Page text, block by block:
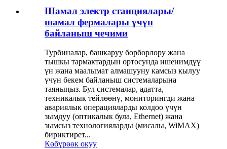
Шамал электр станциялары/
шамал фермалары үчүн
байланыш чечими
Турбиналар, башкаруу борборлору жана
тышкы тармактардын ортосунда ишенимдүү
үн жана маалымат алмашууну камсыз кылуу
үчүн бекем байланыш системаларына
таяныңыз. Бул системалар, адатта,
техникалык тейлөөнү, мониторингди жана
авариялык операцияларды колдоо үчүн
зымдуу (оптикалык була, Ethernet) жана
зымсыз технологияларды (мисалы, WiMAX)
бириктирет...
Көбүрөөк окуу